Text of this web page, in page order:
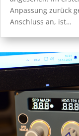
Anpassung zurück
Anschluss an, ist…